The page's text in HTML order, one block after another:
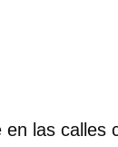
las calles